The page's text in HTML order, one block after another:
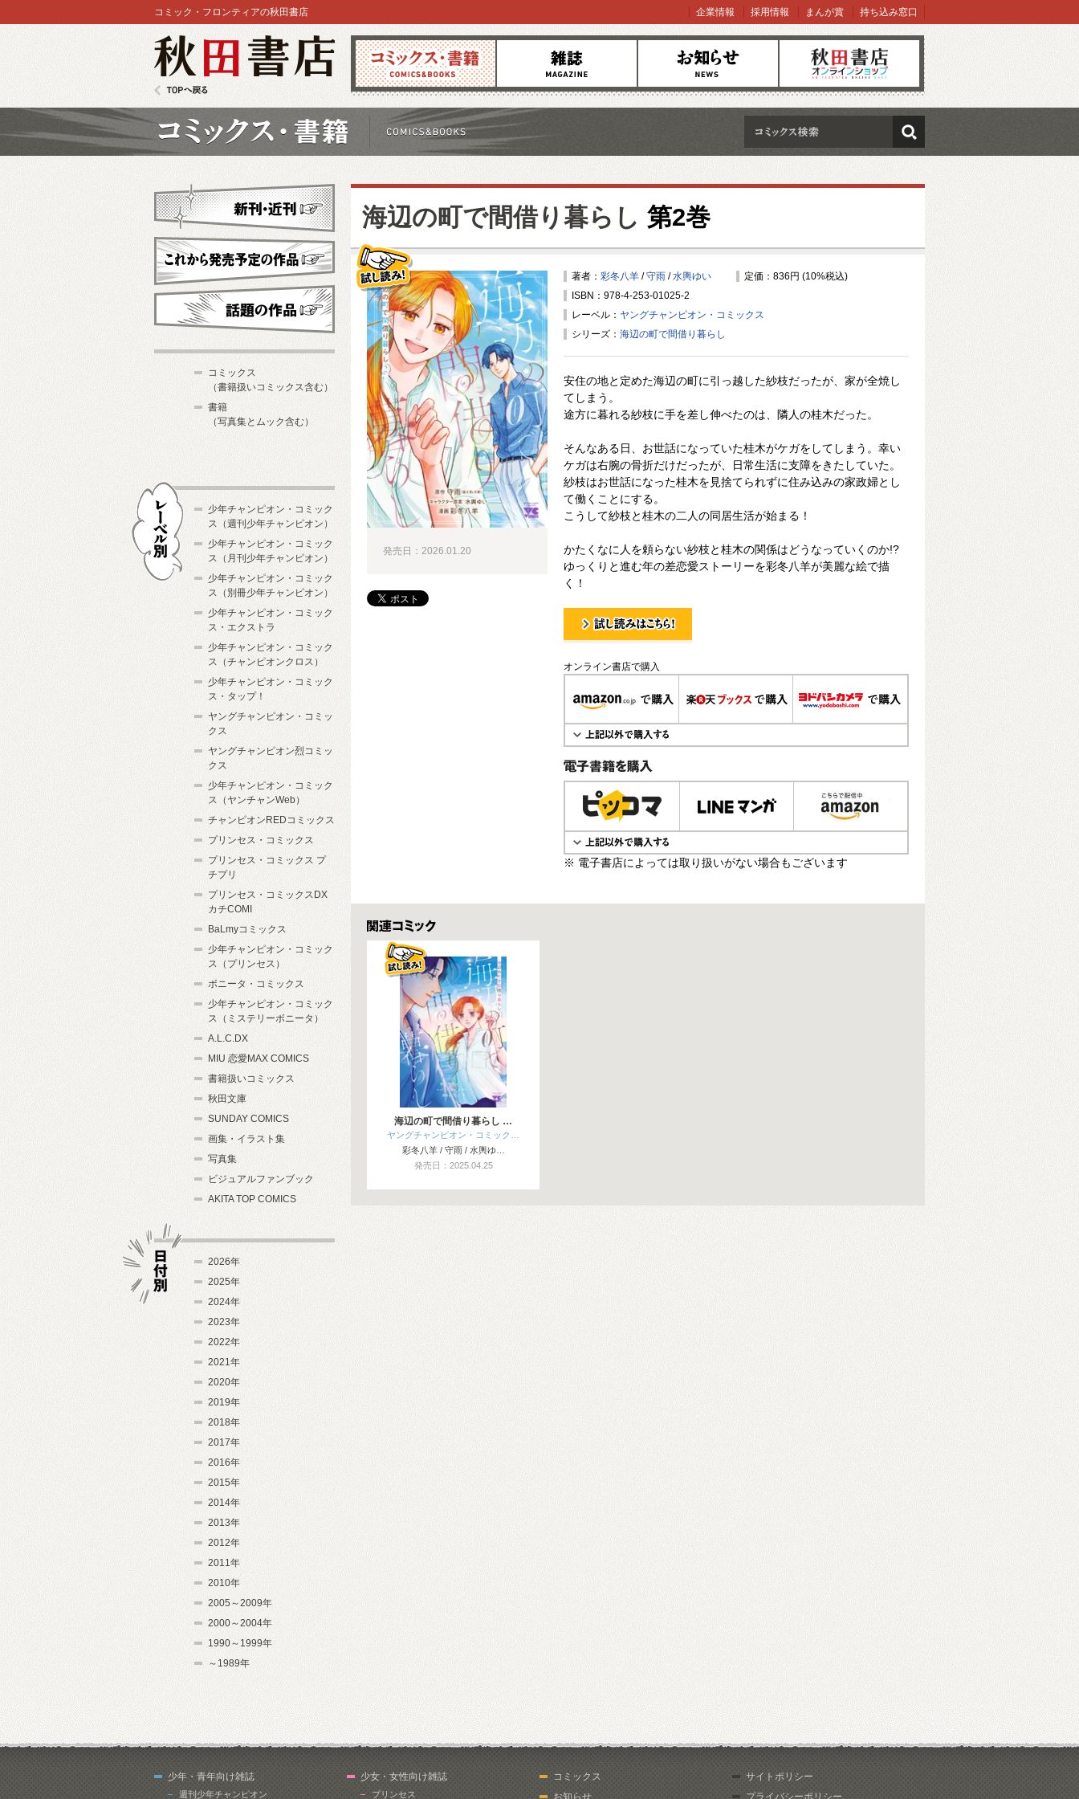
コミックス 雑誌 お知らせ オンラインショップ
コミック・フロンティアの秋田書店 企業情報 採用情報 まんが賞 持ち込み窓口
検索
海辺の町で間借り暮らし 第2巻
著者： 彩冬八羊 /守雨 /水輿ゆい
定価：836円 (10%税込)
ISBN：978-4-253-01025-2
レーベル： ヤングチャンピオン・コミックス
シリーズ： 海辺の町で間借り暮らし
安住の地と定めた海辺の町に引っ越した紗枝だったが、家が全焼し
てしまう。
途方に暮れる紗枝に手を差し伸べたのは、隣人の桂木だった。
そんなある日、お世話になっていた桂木がケガをしてしまう。幸い
ケガは右腕の骨折だけだったが、日常生活に支障をきたしていた。
紗枝はお世話になった桂木を見捨てられずに住み込みの家政婦とし
て働くことにする。
こうして紗枝と桂木の二人の同居生活が始まる！
かたくなに人を頼らない紗枝と桂木の関係はどうなっていくのか!?
ゆっくりと進む年の差恋愛ストーリーを彩冬八羊が美麗な絵で描
く！
試し読み！
オンライン書店で購入
電子書籍で購入
※ 電子書店によっては取り扱いがない場合もございます
発売日：2026.01.20
関連コミックス
海辺の町で間借り暮らし …
ヤングチャンピオン・コミック…
彩冬八羊 / 守雨 / 水輿ゆ…
発売日：2025.04.25
新刊・近刊
これから発売予定
コミックス
（書籍扱いコミックス含む）
書籍
（写真集とムック含む）
少年チャンピオン・コミック
ス（週刊少年チャンピオン）
少年チャンピオン・コミック
ス（月刊少年チャンピオン）
少年チャンピオン・コミック
ス（別冊少年チャンピオン）
少年チャンピオン・コミック
ス・エクストラ
少年チャンピオン・コミック
ス（チャンピオンクロス）
少年チャンピオン・コミック
ス・タップ！
ヤングチャンピオン・コミッ
クス
ヤングチャンピオン烈コミッ
クス
少年チャンピオン・コミック
ス（ヤンチャンWeb）
チャンピオンREDコミックス
プリンセス・コミックス
プリンセス・コミックス プ
チプリ
プリンセス・コミックスDX
カチCOMI
BaLmyコミックス
少年チャンピオン・コミック
ス（プリンセス）
ボニータ・コミックス
少年チャンピオン・コミック
ス（ミステリーボニータ）
A.L.C.DX
MIU 恋愛MAX COMICS
書籍扱いコミックス
秋田文庫
SUNDAY COMICS
画集・イラスト集
写真集
ビジュアルファンブック
AKITA TOP COMICS
2026年
2025年
2024年
2023年
2022年
2021年
2020年
2019年
2018年
2017年
2016年
2015年
2014年
2013年
2012年
2011年
2010年
2005～2009年
2000～2004年
1990～1999年
～1989年
少年・青年向け雑誌
週刊少年チャンピオン
少女・女性向け雑誌
プリンセス
コミックス
お知らせ
サイトポリシー
プライバシーポリシー